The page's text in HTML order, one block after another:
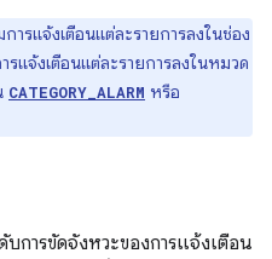
ารแจ้งเตือนแต่ละรายการลงในช่อง
แจ้งเตือนแต่ละรายการลงในหมวด
CATEGORY_ALARM หรือ
การขัดจังหวะของการแจ้งเตือน